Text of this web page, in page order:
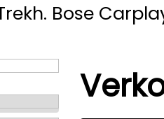
Bose